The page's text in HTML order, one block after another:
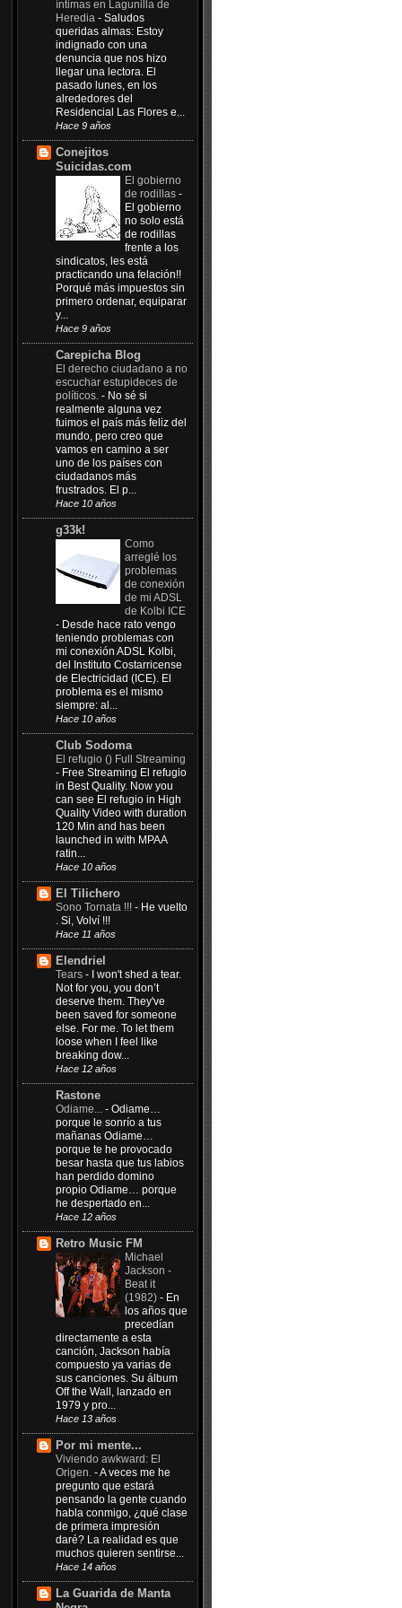
íntimas en Lagunilla de
Heredia - Saludos
queridas almas: Estoy
indignado con una
denuncia que nos hizo
llegar una lectora. El
pasado lunes, en los
alrededores del
Residencial Las Flores e...
Hace 9 años
Conejitos
Suicidas.com
El gobierno
de rodillas -
El gobierno
no solo está
de rodillas
frente a los
sindicatos, les está
practicando una felación!!
Porqué más impuestos sin
primero ordenar, equiparar
y...
Hace 9 años
Carepicha Blog
El derecho ciudadano a no
escuchar estupideces de
políticos. - No sé si
realmente alguna vez
fuimos el país más feliz del
mundo, pero creo que
vamos en camino a ser
uno de los países con
ciudadanos más
frustrados. El p...
Hace 10 años
g33k!
Como
arreglé los
problemas
de conexión
de mi ADSL
de Kolbi ICE
- Desde hace rato vengo
teniendo problemas con
mi conexión ADSL Kolbi,
del Instituto Costarricense
de Electricidad (ICE). El
problema es el mismo
siempre: al...
Hace 10 años
Club Sodoma
El refugio () Full Streaming
- Free Streaming El refugio
in Best Quality. Now you
can see El refugio in High
Quality Video with duration
120 Min and has been
launched in with MPAA
ratin...
Hace 10 años
El Tilichero
Sono Tornata !!! - He vuelto
. Si, Volví !!!
Hace 11 años
Elendriel
Tears - I won't shed a tear.
Not for you, you don’t
deserve them. They've
been saved for someone
else. For me. To let them
loose when I feel like
breaking dow...
Hace 12 años
Rastone
Odiame... - Odiame…
porque le sonrío a tus
mañanas Odiame…
porque te he provocado
besar hasta que tus labios
han perdido domino
propio Odiame… porque
he despertado en...
Hace 12 años
Retro Music FM
Michael
Jackson -
Beat it
(1982) - En
los años que
precedían
directamente a esta
canción, Jackson había
compuesto ya varias de
sus canciones. Su álbum
Off the Wall, lanzado en
1979 y pro...
Hace 13 años
Por mi mente...
Viviendo awkward: El
Origen. -A veces me he
pregunto que estará
pensando la gente cuando
habla conmigo, ¿qué clase
de primera impresión
daré? La realidad es que
muchos quieren sentirse...
Hace 14 años
La Guarida de Manta